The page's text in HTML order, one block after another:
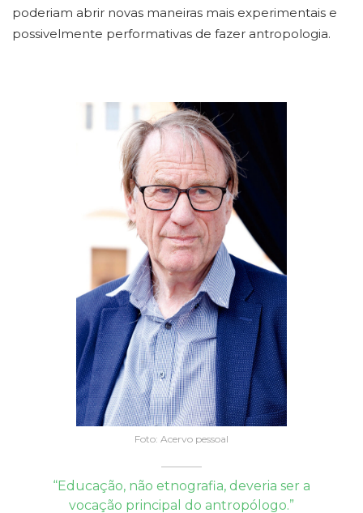
poderiam abrir novas maneiras mais experimentais e
possivelmente performativas de fazer antropologia.
Foto: Acervo pessoal
“Educação, não etnografia, deveria ser a
vocação principal do antropólogo.”